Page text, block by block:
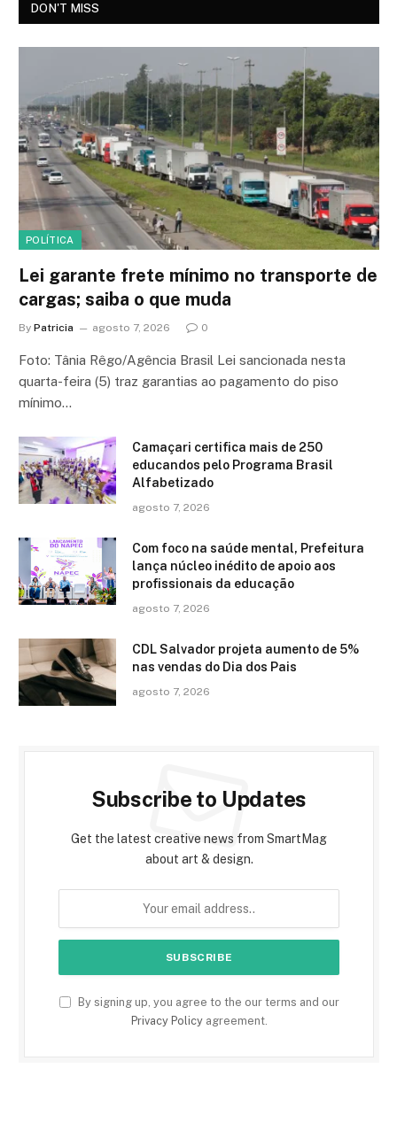
DON'T MISS
POLÍTICA
Lei garante frete mínimo no transporte de
cargas; saiba o que muda
By Patricia agosto 7, 2026 0
Foto: Tânia Rêgo/Agência Brasil Lei sancionada nesta
quarta-feira (5) traz garantias ao pagamento do piso
mínimo…
Camaçari certifica mais de 250
educandos pelo Programa Brasil
Alfabetizado
agosto 7, 2026
Com foco na saúde mental, Prefeitura
lança núcleo inédito de apoio aos
profissionais da educação
agosto 7, 2026
CDL Salvador projeta aumento de 5%
nas vendas do Dia dos Pais
agosto 7, 2026
Subscribe to Updates
Get the latest creative news from SmartMag
about art & design.
By signing up, you agree to the our terms and our
Privacy Policyagreement.